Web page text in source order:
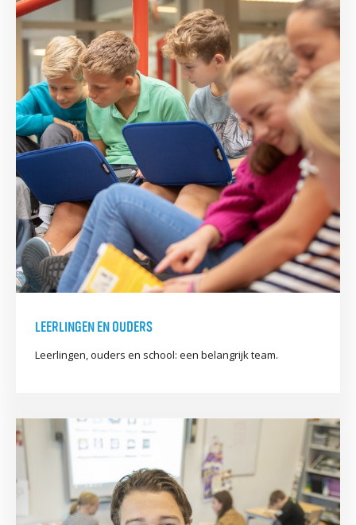
LEERLINGEN EN OUDERS
Leerlingen, ouders en school: een belangrijk team.